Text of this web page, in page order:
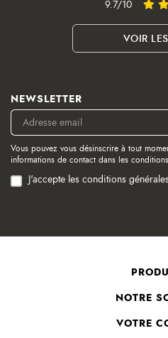
9.7/10
VOIR
NEWSLETTER
Vous pouvez vous désinscrire à tout
informations de contact dans les
J'accepte les conditions
NOTRE
VOTRE